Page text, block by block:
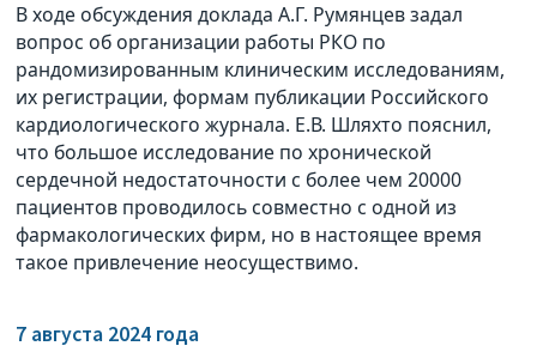
В ходе обсуждения доклада А.Г. Румянцев задал
вопрос об организации работы РКО по
рандомизированным клиническим исследованиям,
их регистрации, формам публикации Российского
кардиологического журнала. Е.В. Шляхто пояснил,
что большое исследование по хронической
сердечной недостаточности с более чем 20000
пациентов проводилось совместно с одной из
фармакологических фирм, но в настоящее время
такое привлечение неосуществимо.
7 августа 2024 года